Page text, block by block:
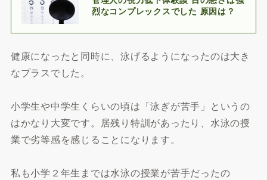
烈なコンプレックスでした 原因は？
健康になったと同時に、泳げるようになったのは大き
なプラスでした。
小学生や中学生くらいの頃は「泳ぎが苦手」というの
はかなり大変です。居残り特訓があったり、水泳の授
業で劣等感を感じることになります。
私も小学２年生までは水泳の授業が苦手だったの